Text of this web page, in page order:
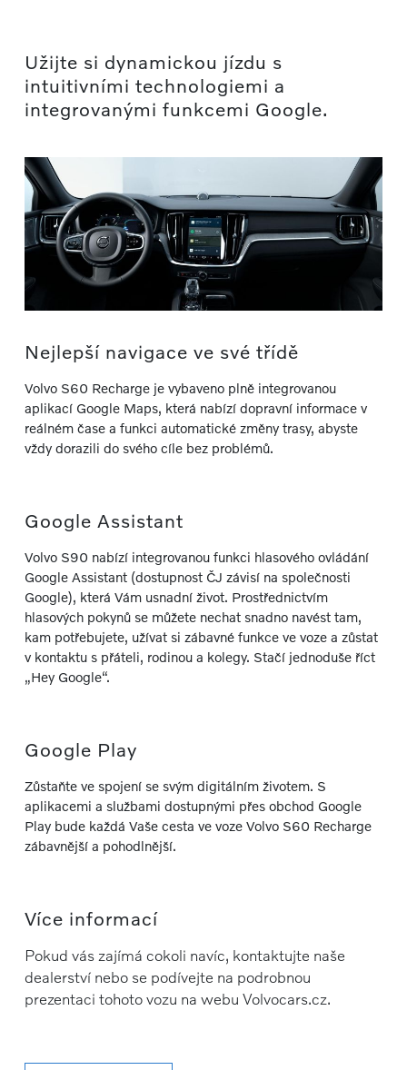
Užijte si dynamickou jízdu s
intuitivními technologiemi a
integrovanými funkcemi Google.
Nejlepší navigace ve své třídě
Volvo S60 Recharge je vybaveno plně integrovanou
aplikací Google Maps, která nabízí dopravní informace v
reálném čase a funkci automatické změny trasy, abyste
vždy dorazili do svého cíle bez problémů.
Google Assistant
Volvo S90 nabízí integrovanou funkci hlasového ovládání
Google Assistant (dostupnost ČJ závisí na společnosti
Google), která Vám usnadní život. Prostřednictvím
hlasových pokynů se můžete nechat snadno navést tam,
kam potřebujete, užívat si zábavné funkce ve voze a zůstat
v kontaktu s přáteli, rodinou a kolegy. Stačí jednoduše říct
„Hey Google“.
Google Play
Zůstaňte ve spojení se svým digitálním životem. S
aplikacemi a službami dostupnými přes obchod Google
Play bude každá Vaše cesta ve voze Volvo S60 Recharge
zábavnější a pohodlnější.
Více informací
Pokud vás zajímá cokoli navíc, kontaktujte naše
dealerství nebo se podívejte na podrobnou
prezentaci tohoto vozu na webu Volvocars.cz.